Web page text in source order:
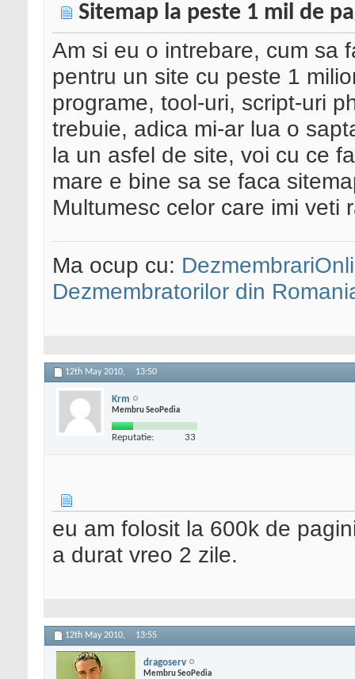
Sitemap la peste 1 mil de
Am si eu o intrebare, cum sa
pentru un site cu peste 1
programe, tool-uri, script-uri
trebuie, adica mi-ar lua o
la un asfel de site, voi cu ce
mare e bine sa se faca
Multumesc celor care imi veti
Ma ocup cu:
Dezmembratorilor din
12th May 2010, 13:50
Krm
Membru SeoPedia
Reputatie: 33
eu am folosit la 600k de
a durat vreo 2 zile.
12th May 2010, 13:55
dragoserv
Membru SeoPedia